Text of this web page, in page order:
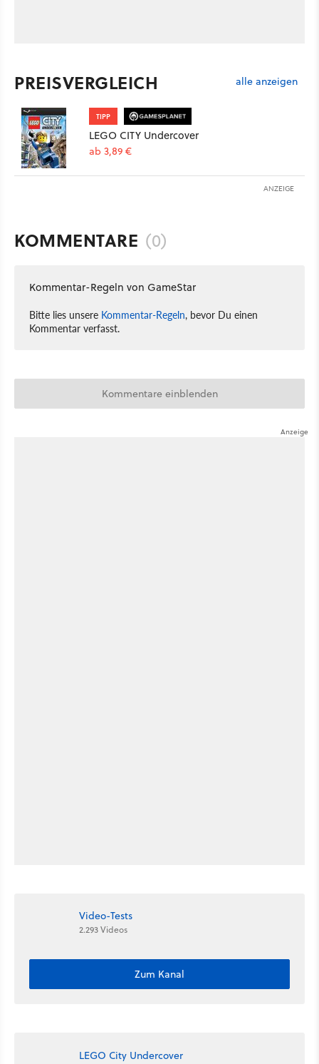
PREISVERGLEICH alle anzeigen
TIPP
LEGO CITY Undercover
ab 3,89 €
ANZEIGE
KOMMENTARE (0)
Kommentar-Regeln von GameStar
Bitte lies unsere Kommentar-Regeln, bevor Du einen
Kommentar verfasst.
Kommentare einblenden
Video-Tests
2.293 Videos
Zum Kanal
LEGO City Undercover